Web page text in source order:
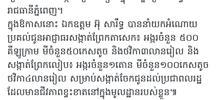
រាជធានីភ្នំពេញ។
ក្នុងឱកាសនោះ ឯកឧត្តម អ៊ុ សារឹទ្ធ បាននាំយកអំណោយ
ប្រគល់ជូនអាជ្ញាធរសង្កាត់ព្រែកតាសេក៖ អង្ករចំនួន ៥០០
គីឡូក្រាម មីចំនួន៥០កេសតូច និងថវិកា៣លានរៀល និង
សង្កាត់ព្រែកលៀប៖ អង្ករចំនួន១តោន មីចំនួន១០០កេសតូច
ថវិកា៤លានរៀល សម្រាប់សង្កាត់ចែកជូនដល់ប្រជាពលរដ្ឋ
ដែលមានជីវភាពខ្វះខាតនៅក្នុងមូលដ្ឋានរបស់ខ្លួន៕